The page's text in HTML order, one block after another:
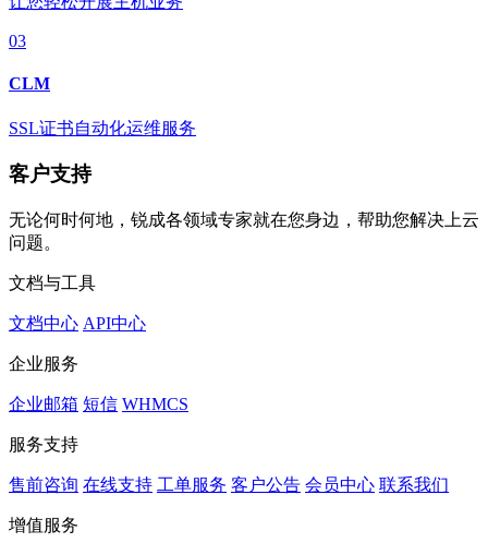
03
CLM
SSL证书自动化运维服务
客户支持
无论何时何地，锐成各领域专家就在您身边，帮助您解决上云
问题。
文档与工具
文档中心 API中心
企业服务
企业邮箱 短信 WHMCS
服务支持
售前咨询 在线支持 工单服务 客户公告 会员中心 联系我们
增值服务